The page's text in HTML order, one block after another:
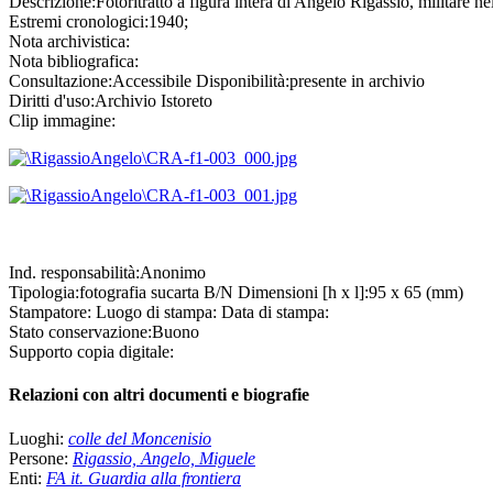
Estremi cronologici:1940;
Nota archivistica:
Nota bibliografica:
Consultazione:Accessibile Disponibilità:presente in archivio
Diritti d'uso:Archivio Istoreto
Clip immagine:
Ind. responsabilità:Anonimo
Tipologia:fotografia sucarta B/N Dimensioni [h x l]:95 x 65 (mm)
Stampatore: Luogo di stampa: Data di stampa:
Stato conservazione:Buono
Supporto copia digitale:
Relazioni con altri documenti e biografie
Luoghi: colle del Moncenisio
Persone: Rigassio, Angelo, Miguele
Enti: FA it. Guardia alla frontiera